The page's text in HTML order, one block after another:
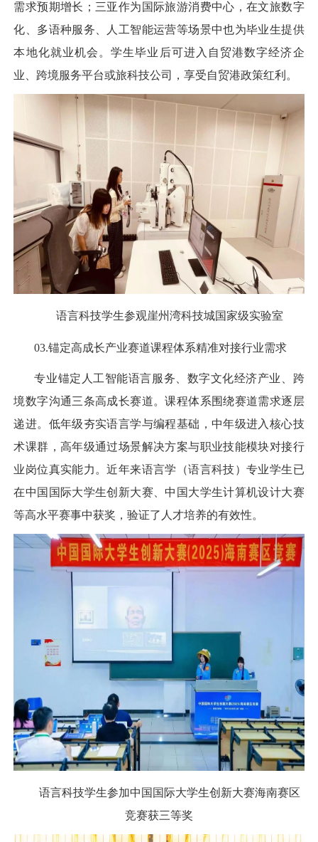
需求预期增长；三亚作为国际旅游消费中心，在文旅数字
化、多语种服务、人工智能运营等场景中也为毕业生提供
本地化就业机会。学生毕业后可进入自贸港数字经济企
业、跨境服务平台或旅科技公司，享受自贸港政策红利。
语言科技学生参观崖州湾科技城国家级实验室
03.锚定高成长产业赛道课程体系精准对接行业需求
专业锚定人工智能语言服务、数字文化经济产业、跨
境数字沟通三条高成长赛道。课程体系围绕赛道需求逐层
递进。低年级夯实语言学与编程基础，中年级进入核心技
术课群，高年级通过场景解决方案与职业技能模块对接行
业岗位真实能力。近年来语言学（语言科技）专业学生已
在中国国际大学生创新大赛、中国大学生计算机设计大赛
等高水平赛事中获奖，验证了人才培养的有效性。
语言科技学生参加中国国际大学生创新大赛海南赛区
竞赛获三等奖